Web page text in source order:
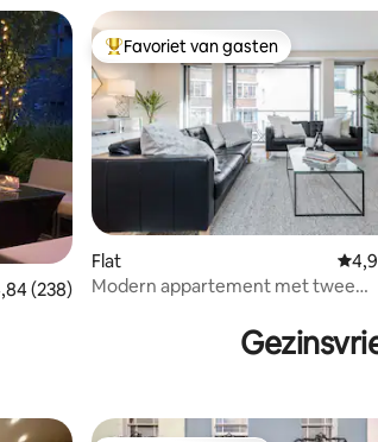
beoordeling van 4,84 op 5, 238
(238)
Topfavoriet van gasten
Favoriet van gasten
Flat
Modern appartement met twee